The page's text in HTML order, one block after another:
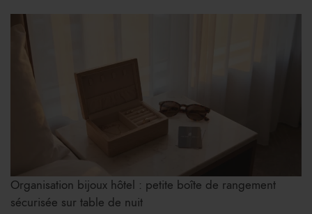
Organisation bijoux hôtel : petite boîte de rangement
sécurisée sur table de nuit